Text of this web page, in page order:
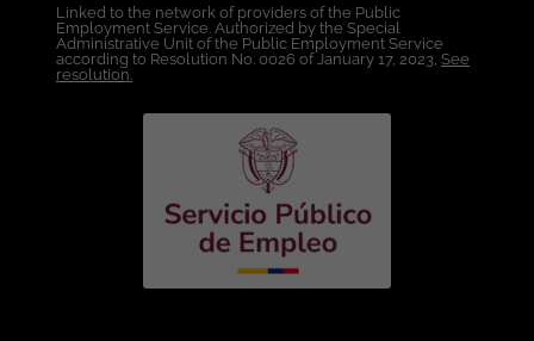
Infraestructura o Telecomunicaciones.
Relacionamiento con clientes
corporativos y canales de tecnología.
Administración y soporte de redes
empresariales (LAN, WAN, WLAN,
Routing, Switching y SD-WAN).
Protocolos de red y conectividad (VLAN,
OSPF, BGP, redes inalámbricas y
datacenter). Soluciones de
ciberseguridad perimetral y de red
(Firewalls NGFW, VPN, IPS/IDS, NAC y
Linked to the network of providers of the Public
Employment Service. Authorized by the Special
Administrative Unit of the Public Employment Service
according to Resolution No. 0026 of January 17, 2023, See
resolution.